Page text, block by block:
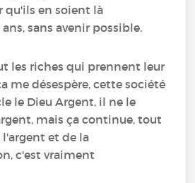
qu'ils en soient là
sans avenir possible.
les riches qui prennent leur
me désespère, cette société
le Dieu Argent, il ne le
mais ça continue, tout
et de la
c'est vraiment